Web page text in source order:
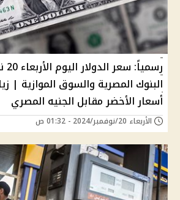
البنوك المصرية والسوق الموازية |
أسعار الأخضر مقابل الجنيه المصري
الأربعاء 20/نوفمبر/2024 - 01:32 ص